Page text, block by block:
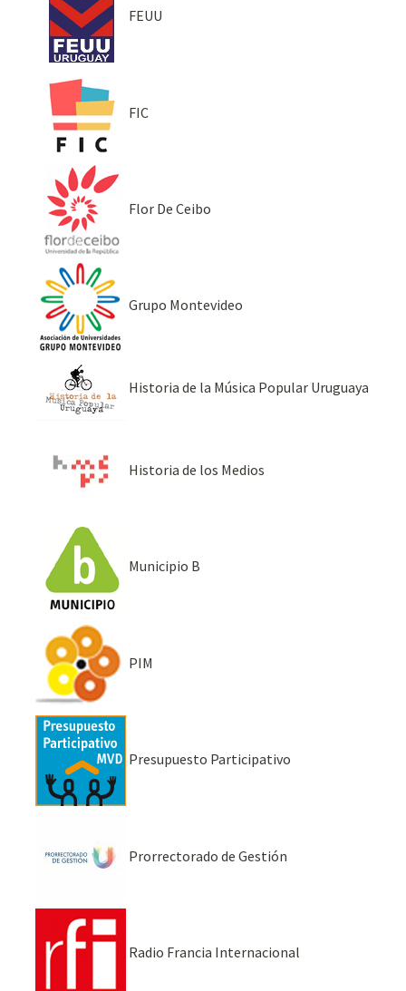
FEUU
FIC
Flor De Ceibo
Grupo Montevideo
Historia de la Música Popular Uruguaya
Historia de los Medios
Municipio B
PIM
Presupuesto Participativo
Prorrectorado de Gestión
Radio Francia Internacional